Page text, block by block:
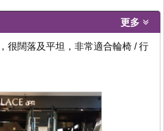
更多
很闊落及平坦，非常適合輪椅 / 行